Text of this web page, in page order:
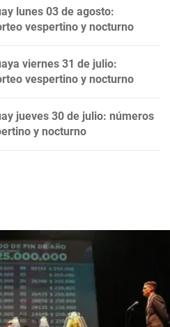
lunes 03 de agosto:
vespertino y nocturno
viernes 31 de julio:
vespertino y nocturno
jueves 30 de julio: números
y nocturno